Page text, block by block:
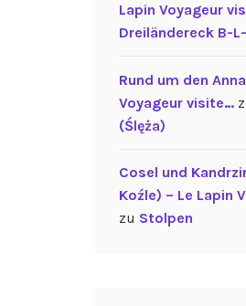
Lapin Voyageur
Dreiländereck B-
Rund um den
Voyageur visite…
(Ślęża)
Cosel und
Koźle) – Le Lapin
zu Stolpen